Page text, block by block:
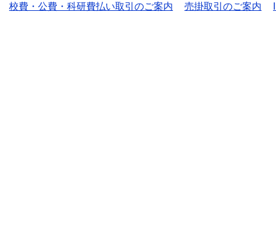
校費・公費・科研費払い取引のご案内 売掛取引のご案内